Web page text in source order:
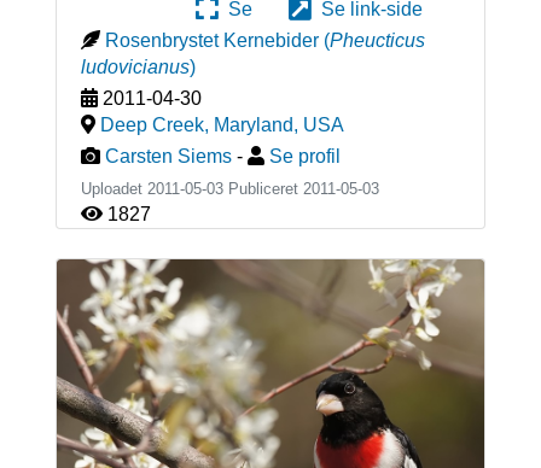
Se
Se link-side
Rosenbrystet Kernebider (Pheucticus
ludovicianus)
2011-04-30
Deep Creek, Maryland, USA
Carsten Siems - Se profil
Uploadet 2011-05-03 Publiceret 2011-05-03
1827